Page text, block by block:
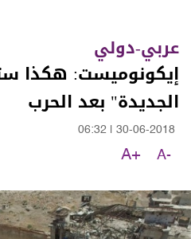
عربي-دولي
إيكونوميست: هكذا
الجديدة" بعد الحرب
30-06-2018
06:32
A-
A+